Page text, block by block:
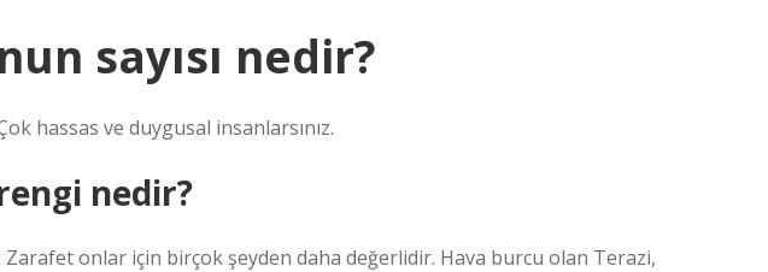
sayısı nedir?
hassas ve duygusal insanlarsınız.
nedir?
onlar için birçok şeyden daha değerlidir. Hava burcu olan Terazi,